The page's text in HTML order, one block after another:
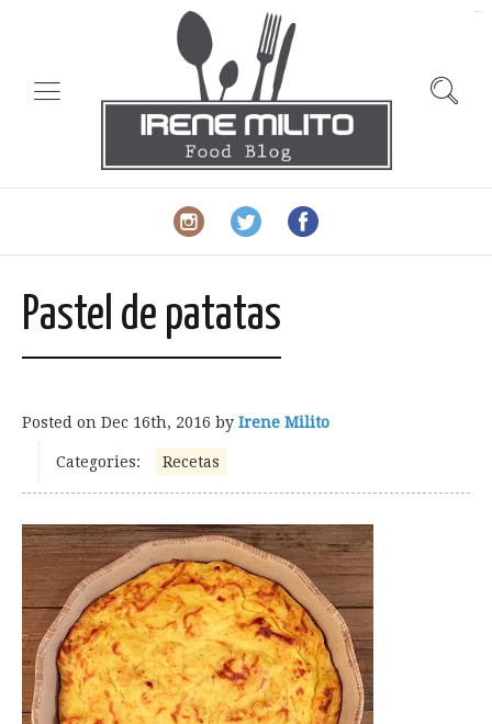
Pastel de patatas
Posted on Dec 16th, 2016 by Irene Milito
Categories: Recetas